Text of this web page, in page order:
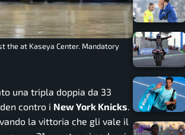
the at Kaseya Center. Mandatory
una tripla doppia da 33
contro i New York Knicks
la vittoria che gli vale il